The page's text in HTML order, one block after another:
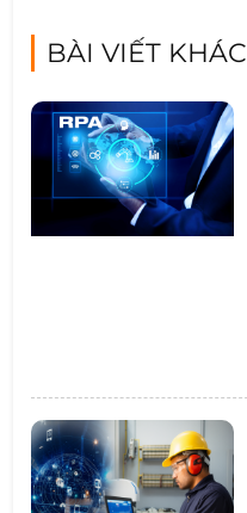
BÀI VIẾT KHÁC